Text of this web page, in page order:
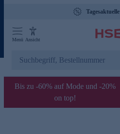
Menü Ansicht
Bis zu -60% auf Mode und -20%
on top!